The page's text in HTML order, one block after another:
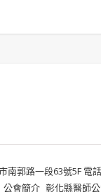
郭路一段63號5F 電
公會簡介 彰化縣醫師